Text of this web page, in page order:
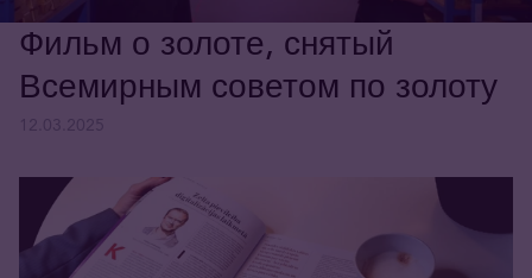
Фильм о золоте, снятый
Всемирным советом по золоту